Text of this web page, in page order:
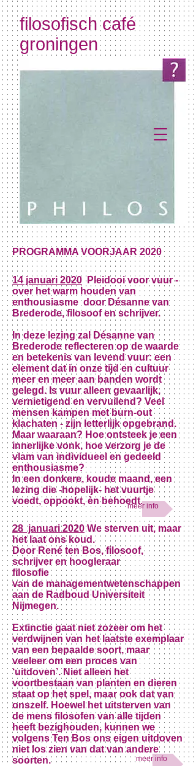
filosofisch café
groningen
PROGRAMMA VOORJAAR 2020
14 januari 2020 Pleidooi voor vuur -
over het warm houden van
enthousiasme door Désanne van
Brederode, filosoof en schrijver.
In deze lezing zal Désanne van
Brederode reflecteren op de waarde
en betekenis van levend vuur: een
element dat in onze tijd en cultuur
meer en meer aan banden wordt
gelegd. Is vuur alleen gevaarlijk,
vernietigend en vervuilend? Veel
mensen kampen met burn-out
klachaten - zijn letterlijk opgebrand.
Maar waaraan? Hoe ontsteek je een
innerlijke vonk, hoe verzorg je de
vlam van individueel en gedeeld
enthousiasme?
In een donkere, koude maand, een
lezing die -hopelijk- het vuurtje
voedt, oppookt, èn behoedt.meer info
28 januari 2020We sterven uit, maar
het laat ons koud.
Door René ten Bos, filosoof,
schrijver en hoogleraar
filosofie
van de managementwetenschappen
aan de Radboud Universiteit
Nijmegen.
Extinctie gaat niet zozeer om het
verdwijnen van het laatste exemplaar
van een bepaalde soort, maar
veeleer om een proces van
‘uitdoven’. Niet alleen het
voortbestaan van planten en dieren
staat op het spel, maar ook dat van
onszelf. Hoewel het uitsterven van
de mens filosofen van alle tijden
heeft bezighouden, kunnen we
volgens Ten Bos ons eigen uitdoven
niet los zien van dat van andere
soorten.
meer info